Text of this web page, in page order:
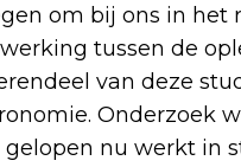
om bij ons in
tussen de
van deze
Onderzoek
nu werkt in